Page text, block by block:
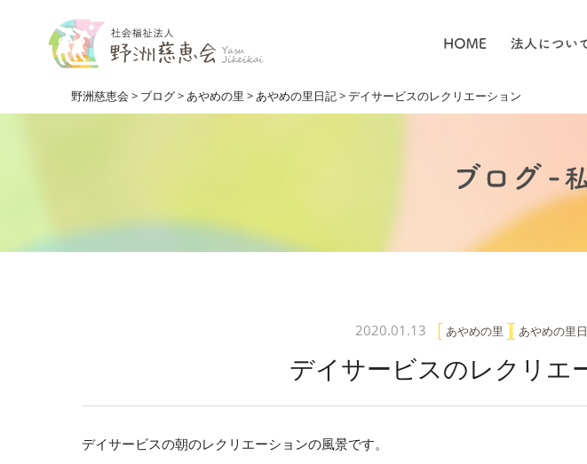
野洲慈恵会 > ブログ>あやめの里 >あやめの里日記>デイサービスのレクリエーション
2020.01.13 あやめの里 あやめの里
デイサービスのレクリエ
デイサービスの朝のレクリエーションの風景です。